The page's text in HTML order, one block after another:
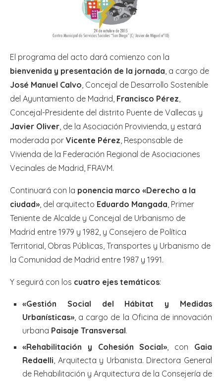
El programa del acto dará comienzo con la
bienvenida y presentación de la jornada, a cargo de
José Manuel Calvo, Concejal de Desarrollo Sostenible
del Ayuntamiento de Madrid, Francisco Pérez,
Concejal-Presidente del distrito Puente de Vallecas y
Javier Oliver, de la Asociación Provivienda, y estará
moderada por Vicente Pérez, Responsable de
Vivienda de la Federación Regional de Asociaciones
Vecinales de Madrid, FRAVM.
Continuará con la ponencia marco «Derecho a la
ciudad», del arquitecto Eduardo Mangada, Primer
Teniente de Alcalde y Concejal de Urbanismo de
Madrid entre 1979 y 1982, y Consejero de Política
Territorial, Obras Públicas, Transportes y Urbanismo de
la Comunidad de Madrid entre 1987 y 1991.
Y seguirá con los cuatro ejes temáticos:
«Gestión Social del Hábitat y Medidas
Urbanísticas», a cargo de la Oficina de innovación
urbana Paisaje Transversal.
«Rehabilitación y Cohesión Social», con Gaia
Redaelli, Arquitecta y Urbanista. Directora General
de Rehabilitación y Arquitectura de la Consejería de